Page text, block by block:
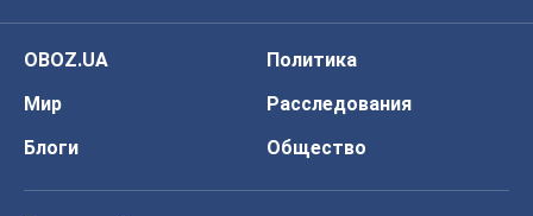
OBOZ.UA
Политика
Мир
Расследования
Блоги
Общество